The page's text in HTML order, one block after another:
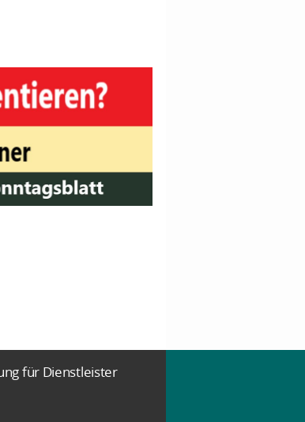
für Dienstleister